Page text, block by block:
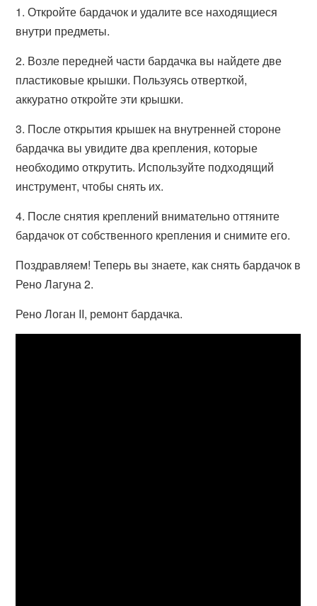
1. Откройте бардачок и удалите все находящиеся
внутри предметы.
2. Возле передней части бардачка вы найдете две
пластиковые крышки. Пользуясь отверткой,
аккуратно откройте эти крышки.
3. После открытия крышек на внутренней стороне
бардачка вы увидите два крепления, которые
необходимо открутить. Используйте подходящий
инструмент, чтобы снять их.
4. После снятия креплений внимательно оттяните
бардачок от собственного крепления и снимите его.
Поздравляем! Теперь вы знаете, как снять бардачок в
Рено Лагуна 2.
Рено Логан II, ремонт бардачка.